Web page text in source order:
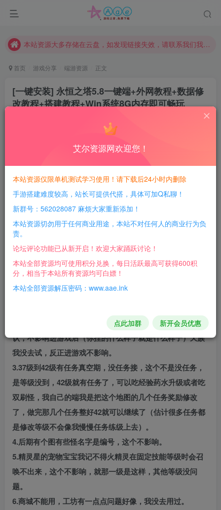
本网站的文章部分内容可能来源于网络，仅供大家学习与参考，如有侵权，请联系站长QQ466107887进行删除处理。
本站资源大多存储在云盘，如发现链接失效，请联系我们我们会第一时间更新。
请勿相信任何评论区广告！以免上当受骗！
本网站的文章部分内容可能来源于网络，仅供大家学习与参考，如有侵权，请联系站长QQ466107887进行删除处理。
首页 游戏分享 端游资源 正文
[一键安装] 永恒之塔5.8一键端+外网教程+数据修
改教程+搭建教程+Win系统8G内存即可畅玩
每日活跃最高可获得600积分！所有资源可以使用
积分免费兑换！
游戏介绍：
我现在就说下这个端我遇到的一些问题，反正我个人觉
得不影响游戏进度，我玩的是魔族路线
1.我没有打所有副本，不过了很多副本，我没去是因为就我
和朋友2个人，打不过，还有些是要什么钥匙，估计是要前
置，我就遇到一个副本就是最后是一个法师打完了应该出一
个大黑龙的BOSS，结果等半天没出现。
进游戏前选角色的界面那个地方是永远是一个造型固定默
认，不影响进游戏后（你捏的什么样子就是什么样子）天族
我没去试，反正进游戏不影响。
3.37级到42级有任务真空期，没任务接，这个不是没任务，
是等级没到，42级就有任务了，可以吃经验药水升级或者吃
双刷怪，我自己的端我是把这个地图的几个任务奖励修改
了，做完那几个任务整好42就可以继续了（估计很多任务都
是修改等级不会像我慢慢任务练级上去）。
4.后期有个图有些怪名字是编号，这个不影响。
5.精灵星的宠物宝宝我记不得火精灵在固定技能等级时会召
唤不出来，这个不影响，就那一级是这样，其他等级没问
题。
6.商城不能用，工坊有一点点问题好像，我没去用过。
艾尔资源网欢迎您！
本站资源仅限单机测试学习使用！请下载后24小时内删除
手游搭建难度较高，站长可提供代搭，具体可加Q私聊！
新群号：562028087 麻烦大家重新添加！
本站资源切勿用于任何商业用途，本站不对任何人的商业行为负
责。
论坛评论功能已从新开启！欢迎大家踊跃讨论！
本站全部资源均可使用积分兑换，每日活跃最高可获得600积
分，相当于本站所有资源均可白嫖！
本站全部资源解压密码：www.aae.ink
点此加群 新开会员优惠